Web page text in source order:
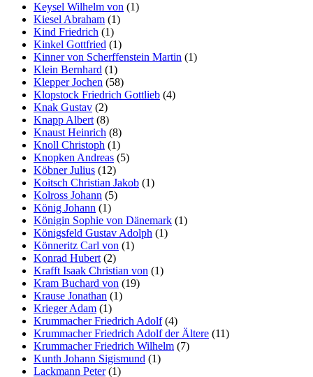
Keysel Wilhelm von (1)
Kiesel Abraham (1)
Kind Friedrich (1)
Kinkel Gottfried (1)
Kinner von Scherffenstein Martin (1)
Klein Bernhard (1)
Klepper Jochen (58)
Klopstock Friedrich Gottlieb (4)
Knak Gustav (2)
Knapp Albert(8)
Knaust Heinrich (8)
Knoll Christoph (1)
Knopken Andreas (5)
Köbner Julius (12)
Koitsch Christian Jakob (1)
Kolross Johann (5)
König Johann (1)
Königin Sophie von Dänemark (1)
Königsfeld Gustav Adolph (1)
Könneritz Carl von (1)
Konrad Hubert(2)
Krafft Isaak Christian von (1)
Kram Buchard von (19)
Krause Jonathan (1)
Krieger Adam (1)
Krummacher Friedrich Adolf(4)
Krummacher Friedrich Adolf der Ältere (11)
Krummacher Friedrich Wilhelm (7)
Kunth Johann Sigismund (1)
Lackmann Peter(1)